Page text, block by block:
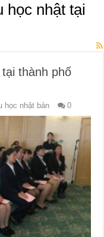
học nhật tại
thành phố
học nhật bản 0